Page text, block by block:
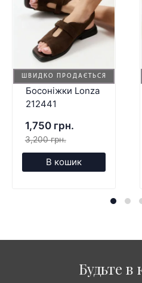
ШВИДКО ПРОДАЄТЬСЯ
Босоніжки Lonza
212441
1,750 грн.
3,200 грн.
В кошик
Будьте в